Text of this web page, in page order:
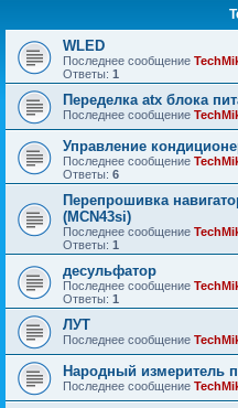
WLED
Последнее сообщение
Ответы: 1
Переделка atx блока
Последнее сообщение
Управление
Последнее сообщение
Ответы: 6
Перепрошивка
(MCN43si)
Последнее сообщение
Ответы: 1
десульфатор
Последнее сообщение
Ответы: 1
ЛУТ
Последнее сообщение
Народный измеритель
Последнее сообщение